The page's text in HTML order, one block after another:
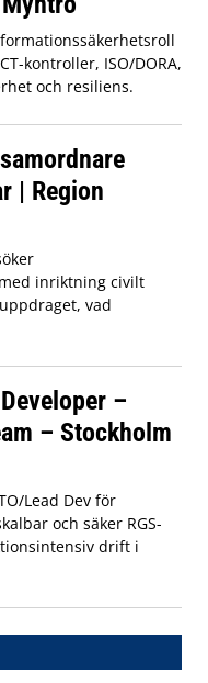
kontroller, ISO/DORA,
och resiliens.
| Region
inriktning civilt
vad
–
– Stockholm
Lead Dev för
och säker RGS-
drift i